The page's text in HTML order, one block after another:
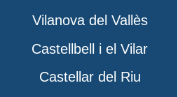
Vilanova del Vallès
Castellbell i el Vilar
Castellar del Riu